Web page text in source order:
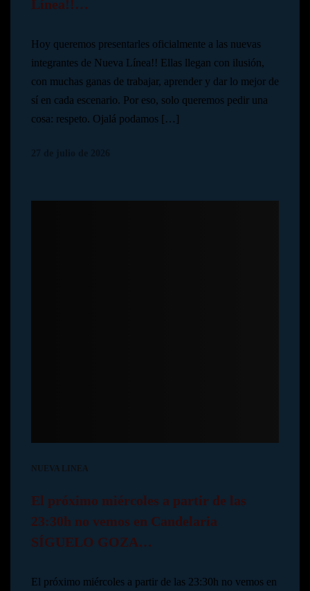
Línea!!…
Hoy queremos presentarles oficialmente a las nuevas
integrantes de Nueva Línea!! Ellas llegan con ilusión,
con muchas ganas de trabajar, aprender y dar lo mejor de
sí en cada escenario. Por eso, solo queremos pedir una
cosa: respeto. Ojalá podamos […]
NUEVA LINEA
El próximo miércoles a partir de las
23:30h no vemos en Candelaria
SÍGUELO GOZA…
El próximo miércoles a partir de las 23:30h no vemos en